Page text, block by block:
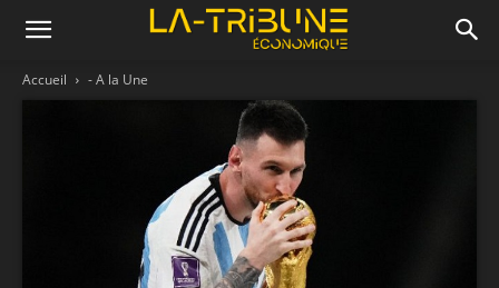
Accueil - A la Une